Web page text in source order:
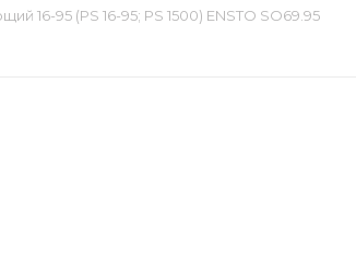
16-95 (PS 16-95; PS 1500) ENSTO SO69.95